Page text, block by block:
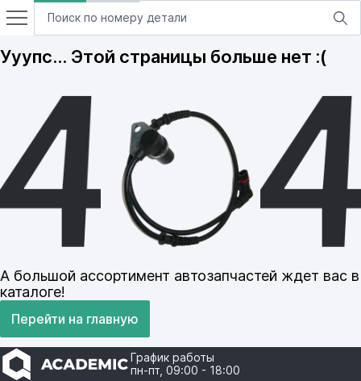
Ууупс… Этой страницы больше нет :(
А большой ассортимент автозапчастей ждет вас в
каталоге!
Перейти на главную
График работы
пн-пт, 09:00 - 18:00